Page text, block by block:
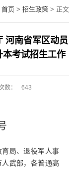
首页 > 招生政策 > 正文
河南省军区动员
本考试招生工作
数： 643
局、退役军人事
武部，各普通高